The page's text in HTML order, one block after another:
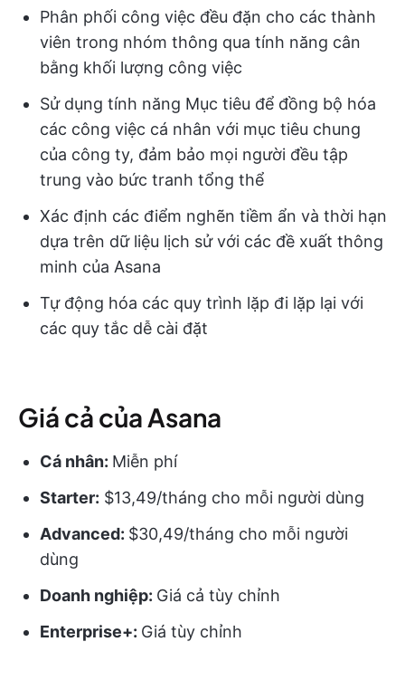
Phân phối công việc đều đặn cho các thành
viên trong nhóm thông qua tính năng cân
bằng khối lượng công việc
Sử dụng tính năng Mục tiêu để đồng bộ hóa
các công việc cá nhân với mục tiêu chung
của công ty, đảm bảo mọi người đều tập
trung vào bức tranh tổng thể
Xác định các điểm nghẽn tiềm ẩn và thời hạn
dựa trên dữ liệu lịch sử với các đề xuất thông
minh của Asana
Tự động hóa các quy trình lặp đi lặp lại với
các quy tắc dễ cài đặt
Giá cả của Asana
Cá nhân: Miễn phí
Starter: $13,49/tháng cho mỗi người dùng
Advanced: $30,49/tháng cho mỗi người
dùng
Doanh nghiệp: Giá cả tùy chỉnh
Enterprise+: Giá tùy chỉnh